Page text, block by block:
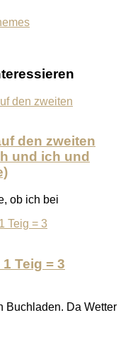
den zweiten
und ich und
ob ich bei
Teig = 3
Buchladen. Da Wetter